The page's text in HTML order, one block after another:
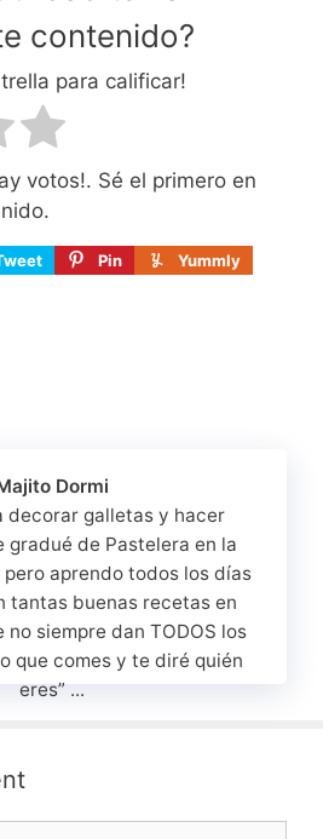
contenido?
para calificar!
votos!. Sé el primero en
Pin
Yummly
Dormi
decorar galletas y hacer
gradué de Pastelera en la
pero aprendo todos los días
tantas buenas recetas en
no siempre dan TODOS los
que comes y te diré quién
eres” ...